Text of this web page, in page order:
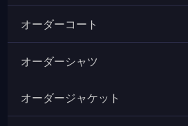
オーダーコート
オーダーシャツ
オーダージャケット